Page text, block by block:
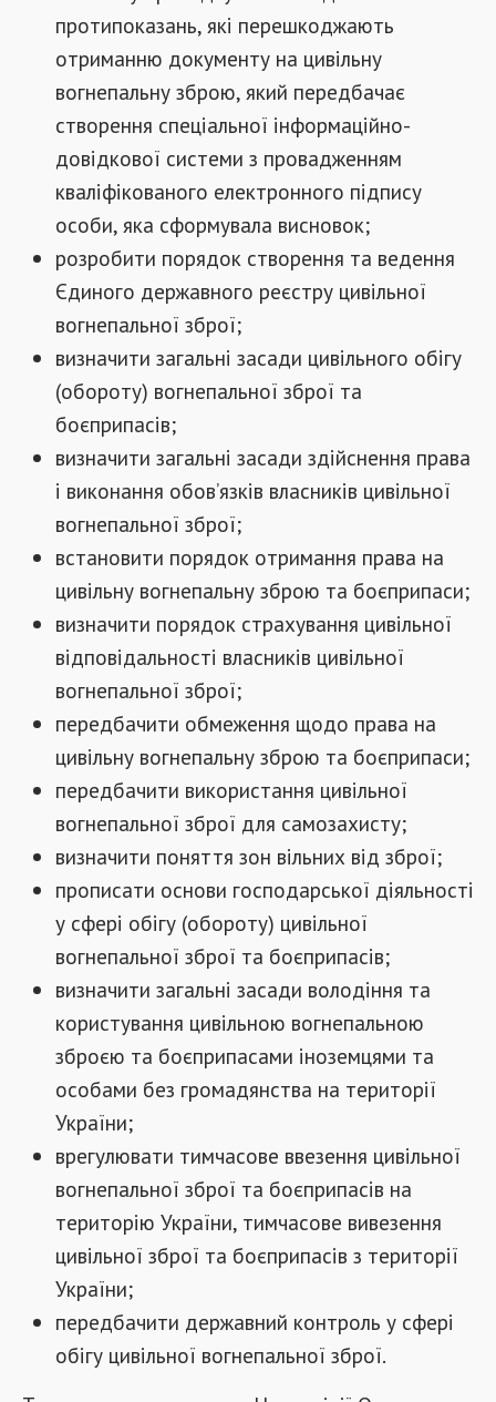
протипоказань, які перешкоджають
отриманню документу на цивільну
вогнепальну зброю, який передбачає
створення спеціальної інформаційно-
довідкової системи з провадженням
кваліфікованого електронного підпису
особи, яка сформувала висновок;
розробити порядок створення та ведення
Єдиного державного реєстру цивільної
вогнепальної зброї;
визначити загальні засади цивільного обігу
(обороту) вогнепальної зброї та
боєприпасів;
визначити загальні засади здійснення права
і виконання обов’язків власників цивільної
вогнепальної зброї;
встановити порядок отримання права на
цивільну вогнепальну зброю та боєприпаси;
визначити порядок страхування цивільної
відповідальності власників цивільної
вогнепальної зброї;
передбачити обмеження щодо права на
цивільну вогнепальну зброю та боєприпаси;
передбачити використання цивільної
вогнепальної зброї для самозахисту;
визначити поняття зон вільних від зброї;
прописати основи господарської діяльності
у сфері обігу (обороту) цивільної
вогнепальної зброї та боєприпасів;
визначити загальні засади володіння та
користування цивільною вогнепальною
зброєю та боєприпасами іноземцями та
особами без громадянства на території
України;
врегулювати тимчасове ввезення цивільної
вогнепальної зброї та боєприпасів на
територію України, тимчасове вивезення
цивільної зброї та боєприпасів з території
України;
передбачити державний контроль у сфері
обігу цивільної вогнепальної зброї.